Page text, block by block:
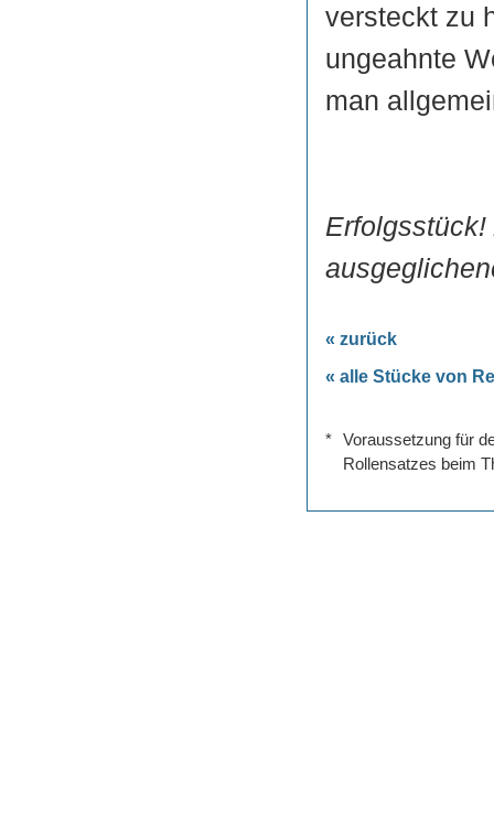
versteckt zu
ungeahnte
man
« zurück
« alle Stücke von
*
Voraussetzung für
Rollensatzes beim